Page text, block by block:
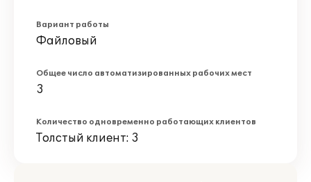
Вариант работы
Файловый
Общее число автоматизированных рабочих мест
3
Количество одновременно работающих клиентов
Толстый клиент: 3